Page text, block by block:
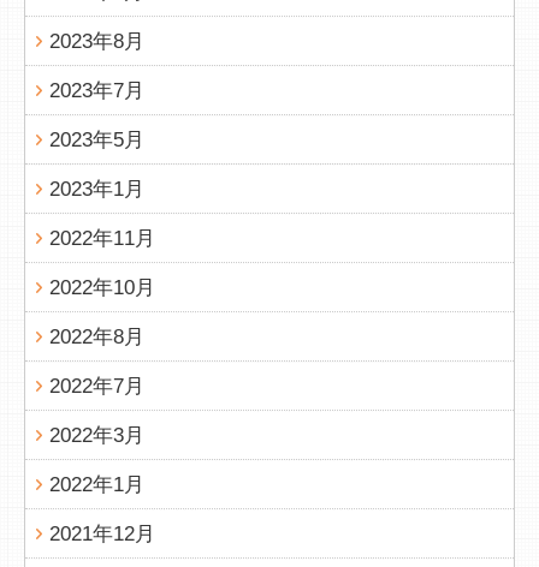
2023年8月
2023年7月
2023年5月
2023年1月
2022年11月
2022年10月
2022年8月
2022年7月
2022年3月
2022年1月
2021年12月